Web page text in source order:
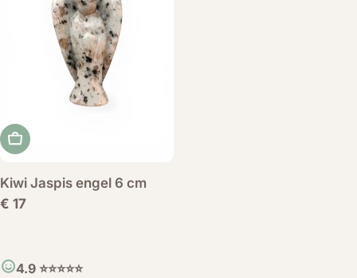
Voeg toe aan winkelwagen
Kiwi Jaspis engel 6 cm
Normale
€ 17
4.9 ⭐️⭐️⭐️⭐️⭐️